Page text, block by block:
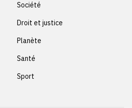
Société
Droit et justice
Planète
Santé
Sport